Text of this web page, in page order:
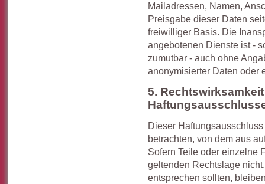
Mailadressen, Namen,
Preisgabe dieser Daten
freiwilliger Basis. Die
angebotenen Dienste ist -
zumutbar - auch ohne
anonymisierter Daten oder
5.
Dieser
betrachten, von dem aus
Sofern Teile oder einzelne
geltenden Rechtslage
entsprechen sollten,